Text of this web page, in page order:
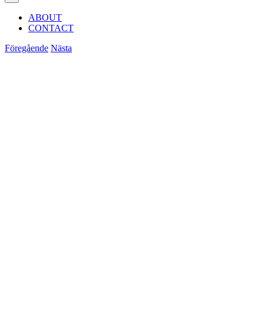
ABOUT
CONTACT
Föregående Nästa